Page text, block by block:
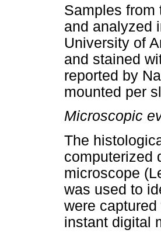
Samples from
and analyzed
University of
and stained
reported by
mounted per
Microscopic
The
computerized
microscope
was used to
were
instant digital